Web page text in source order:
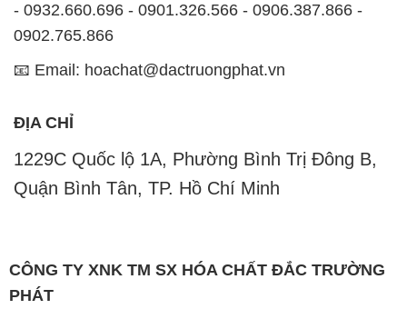
- 0932.660.696 - 0901.326.566 - 0906.387.866 -
0902.765.866
📧 Email: hoachat@dactruongphat.vn
ĐỊA CHỈ
1229C Quốc lộ 1A, Phường Bình Trị Đông B,
Quận Bình Tân, TP. Hồ Chí Minh
CÔNG TY XNK TM SX HÓA CHẤT ĐẮC TRƯỜNG
PHÁT